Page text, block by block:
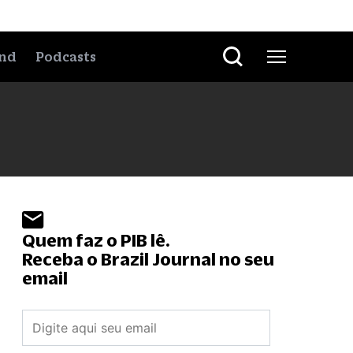
Podcasts
Quem faz o PIB lê.
Receba o Brazil Journal no seu
email